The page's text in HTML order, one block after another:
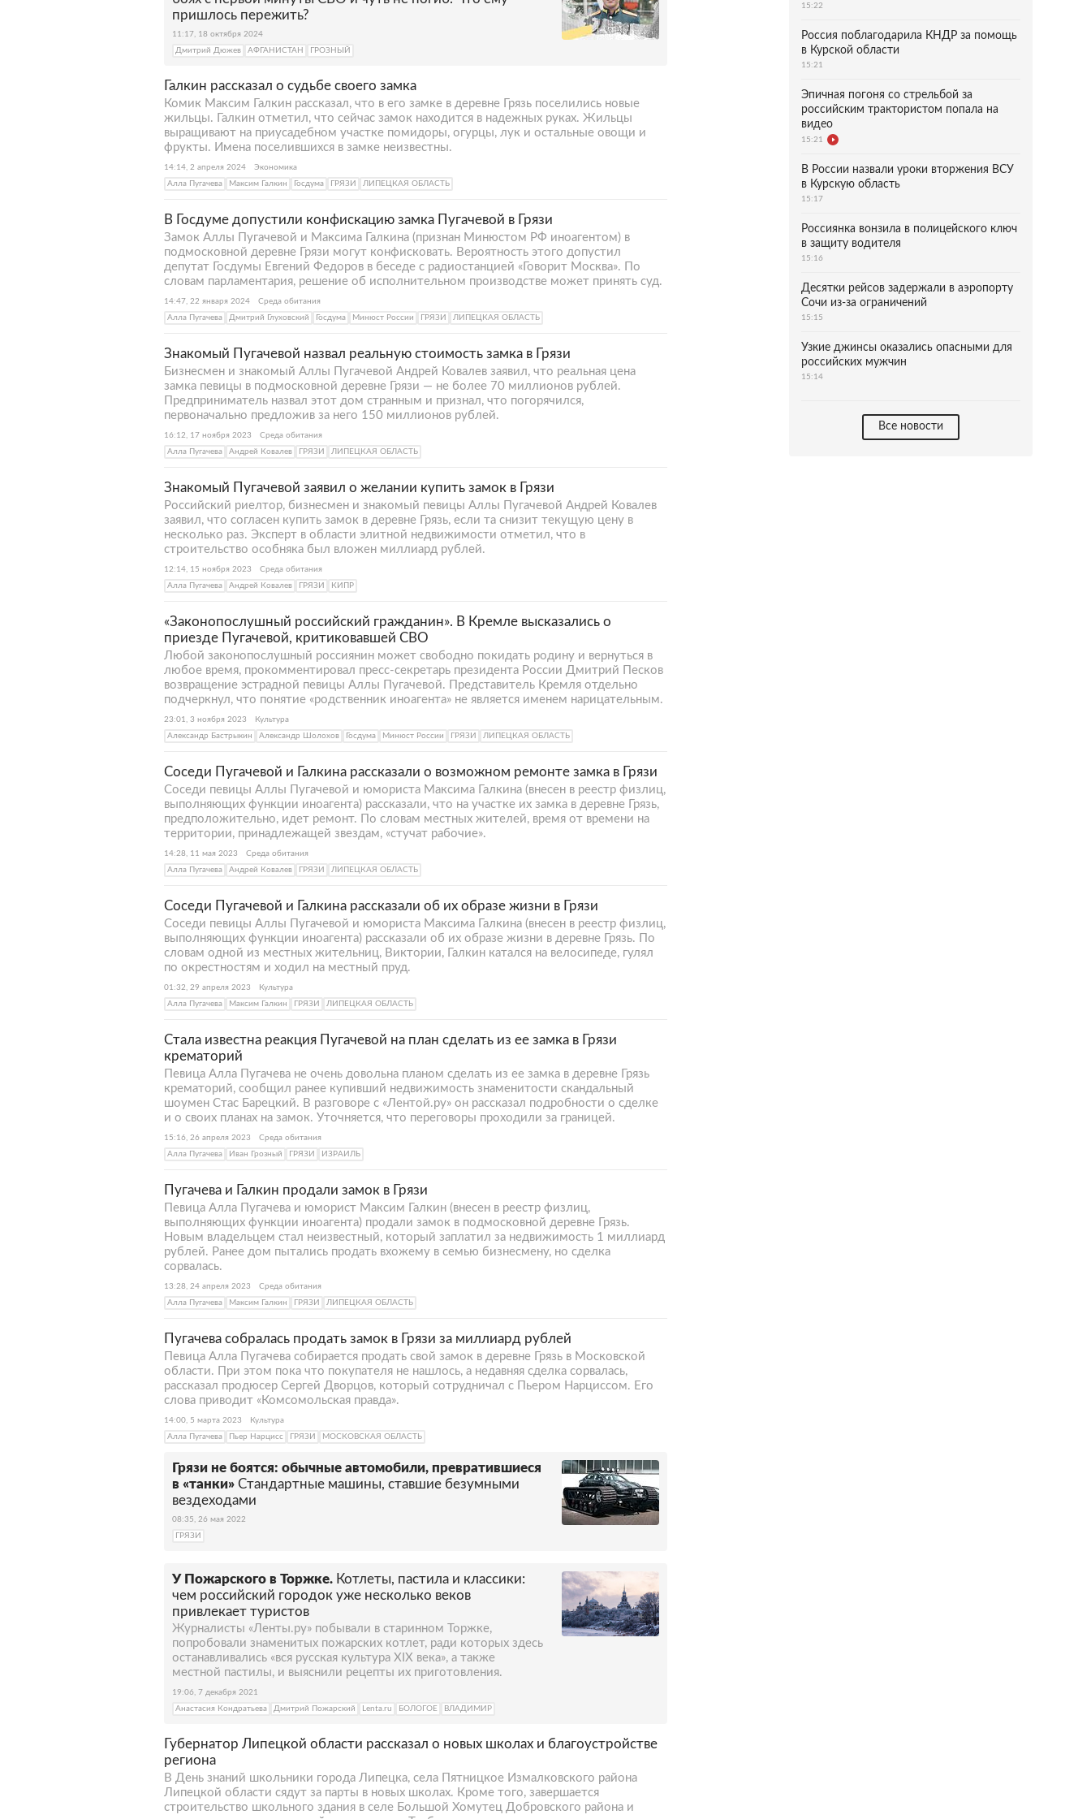
пришлось пережить?
11:17, 18 октября 2024
Дмитрий Дюжев
АФГАНИСТАН ГРОЗНЫЙ
Галкин рассказал о судьбе своего замка
Комик Максим Галкин рассказал, что в его замке в деревне Грязь поселились новые
жильцы. Галкин отметил, что сейчас замок находится в надежных руках. Жильцы
выращивают на приусадебном участке помидоры, огурцы, лук и остальные овощи и
фрукты. Имена поселившихся в замке неизвестны.
14:14, 2 апреля 2024
Экономика
Алла Пугачева
Максим Галкин Госдума ГРЯЗИ ЛИПЕЦКАЯ ОБЛАСТЬ
В Госдуме допустили конфискацию замка Пугачевой в Грязи
Замок Аллы Пугачевой и Максима Галкина (признан Минюстом РФ иноагентом) в
подмосковной деревне Грязи могут конфисковать. Вероятность этого допустил
депутат Госдумы Евгений Федоров в беседе с радиостанцией «Говорит Москва». По
словам парламентария, решение об исполнительном производстве может принять суд.
14:47, 22 января 2024
Среда обитания
Алла Пугачева
Дмитрий Глуховский Госдума Минюст России ГРЯЗИ ЛИПЕЦКАЯ ОБЛАСТЬ
Знакомый Пугачевой назвал реальную стоимость замка в Грязи
Бизнесмен и знакомый Аллы Пугачевой Андрей Ковалев заявил, что реальная цена
замка певицы в подмосковной деревне Грязи — не более 70 миллионов рублей.
Предприниматель назвал этот дом странным и признал, что погорячился,
первоначально предложив за него 150 миллионов рублей.
16:12, 17 ноября 2023
Среда обитания
Алла Пугачева
Андрей Ковалев ГРЯЗИ ЛИПЕЦКАЯ ОБЛАСТЬ
Знакомый Пугачевой заявил о желании купить замок в Грязи
Российский риелтор, бизнесмен и знакомый певицы Аллы Пугачевой Андрей Ковалев
заявил, что согласен купить замок в деревне Грязь, если та снизит текущую цену в
несколько раз. Эксперт в области элитной недвижимости отметил, что в
строительство особняка был вложен миллиард рублей.
12:14, 15 ноября 2023
Среда обитания
Алла Пугачева
Андрей Ковалев ГРЯЗИ КИПР
«Законопослушный российский гражданин». В Кремле высказались о
приезде Пугачевой, критиковавшей СВО
Любой законопослушный россиянин может свободно покидать родину и вернуться в
любое время, прокомментировал пресс-секретарь президента России Дмитрий Песков
возвращение эстрадной певицы Аллы Пугачевой. Представитель Кремля отдельно
подчеркнул, что понятие «родственник иноагента» не является именем нарицательным.
23:01, 3 ноября 2023
Культура
Александр Бастрыкин
Александр Шолохов Госдума Минюст России ГРЯЗИ ЛИПЕЦКАЯ ОБЛАСТЬ
Соседи Пугачевой и Галкина рассказали о возможном ремонте замка в Грязи
Соседи певицы Аллы Пугачевой и юмориста Максима Галкина (внесен в реестр физлиц,
выполняющих функции иноагента) рассказали, что на участке их замка в деревне Грязь,
предположительно, идет ремонт. По словам местных жителей, время от времени на
территории, принадлежащей звездам, «стучат рабочие».
14:28, 11 мая 2023
Среда обитания
Алла Пугачева
Андрей Ковалев ГРЯЗИ ЛИПЕЦКАЯ ОБЛАСТЬ
Соседи Пугачевой и Галкина рассказали об их образе жизни в Грязи
Соседи певицы Аллы Пугачевой и юмориста Максима Галкина (внесен в реестр физлиц,
выполняющих функции иноагента) рассказали об их образе жизни в деревне Грязь. По
словам одной из местных жительниц, Виктории, Галкин катался на велосипеде, гулял
по окрестностям и ходил на местный пруд.
01:32, 29 апреля 2023
Культура
Алла Пугачева
Максим Галкин ГРЯЗИ ЛИПЕЦКАЯ ОБЛАСТЬ
Стала известна реакция Пугачевой на план сделать из ее замка в Грязи
крематорий
Певица Алла Пугачева не очень довольна планом сделать из ее замка в деревне Грязь
крематорий, сообщил ранее купивший недвижимость знаменитости скандальный
шоумен Стас Барецкий. В разговоре с «Лентой.ру» он рассказал подробности о сделке
и о своих планах на замок. Уточняется, что переговоры проходили за границей.
15:16, 26 апреля 2023
Среда обитания
Алла Пугачева
Иван Грозный ГРЯЗИ ИЗРАИЛЬ
Пугачева и Галкин продали замок в Грязи
Певица Алла Пугачева и юморист Максим Галкин (внесен в реестр физлиц,
выполняющих функции иноагента) продали замок в подмосковной деревне Грязь.
Новым владельцем стал неизвестный, который заплатил за недвижимость 1 миллиард
рублей. Ранее дом пытались продать вхожему в семью бизнесмену, но сделка
сорвалась.
13:28, 24 апреля 2023
Среда обитания
Алла Пугачева
Максим Галкин ГРЯЗИ ЛИПЕЦКАЯ ОБЛАСТЬ
Пугачева собралась продать замок в Грязи за миллиард рублей
Певица Алла Пугачева собирается продать свой замок в деревне Грязь в Московской
области. При этом пока что покупателя не нашлось, а недавняя сделка сорвалась,
рассказал продюсер Сергей Дворцов, который сотрудничал с Пьером Нарциссом. Его
слова приводит «Комсомольская правда».
14:00, 5 марта 2023
Культура
Алла Пугачева
Пьер Нарцисс ГРЯЗИ МОСКОВСКАЯ ОБЛАСТЬ
Грязи не боятся: обычные автомобили, превратившиеся
в «танки» Стандартные машины, ставшие безумными
вездеходами
08:35, 26 мая 2022
ГРЯЗИ
У Пожарского в Торжке. Котлеты, пастила и классики:
чем российский городок уже несколько веков
привлекает туристов
Журналисты «Ленты.ру» побывали в старинном Торжке,
попробовали знаменитых пожарских котлет, ради которых здесь
останавливались «вся русская культура XIX века», а также
местной пастилы, и выяснили рецепты их приготовления.
19:06, 7 декабря 2021
Анастасия Кондратьева
Дмитрий Пожарский Lenta.ru БОЛОГОЕ ВЛАДИМИР
Губернатор Липецкой области рассказал о новых школах и благоустройстве
региона
В День знаний школьники города Липецка, села Пятницкое Измалковского района
Липецкой области сядут за парты в новых школах. Кроме того, завершается
строительство школьного здания в селе Большой Хомутец Добровского района и
15:22
Россия поблагодарила КНДР за помощь
в Курской области
15:21
Эпичная погоня со стрельбой за
российским трактористом попала на
видео
15:21
В России назвали уроки вторжения ВСУ
в Курскую область
15:17
Россиянка вонзила в полицейского ключ
в защиту водителя
15:16
Десятки рейсов задержали в аэропорту
Сочи из-за ограничений
15:15
Узкие джинсы оказались опасными для
российских мужчин
15:14
Все новости